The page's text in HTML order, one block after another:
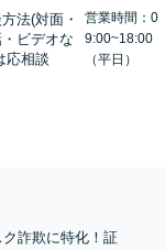
法(対面・
ビデオな
応相談
営業時間：0
9:00~18:00
（平日）
ク詐欺に特化！証